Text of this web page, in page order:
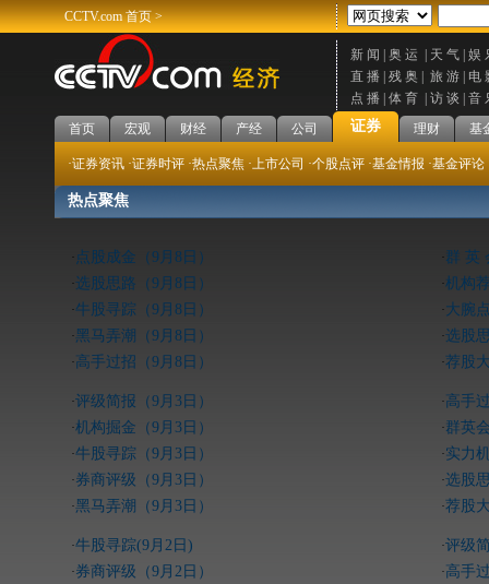
CCTV.com首页>
新 闻 | 奥 运 | 天 气 | 娱
直 播 | 残 奥 | 旅 游 | 电
点 播 | 体 育 | 访 谈 | 音
首页
宏观 财经 产经 公司 证券 理财 基
·证券资讯 ·证券时评 ·热点聚焦 ·上市公司 ·个股点评 ·基金情报 ·基金评论
热点聚焦
· 点股成金（9月8日）
·选股思路（9月8日）
·牛股寻踪（9月8日）
·黑马弄潮（9月8日）
·高手过招（9月8日）
·群 英
·机构
·大腕
·选股
·荐股
·评级简报（9月3日）
·机构掘金（9月3日）
·牛股寻踪（9月3日）
·券商评级（9月3日）
·黑马弄潮（9月3日）
·高手
·群英
·实力
·选股
·荐股
·牛股寻踪(9月2日)
·券商评级（9月2日）
·评级
·高手